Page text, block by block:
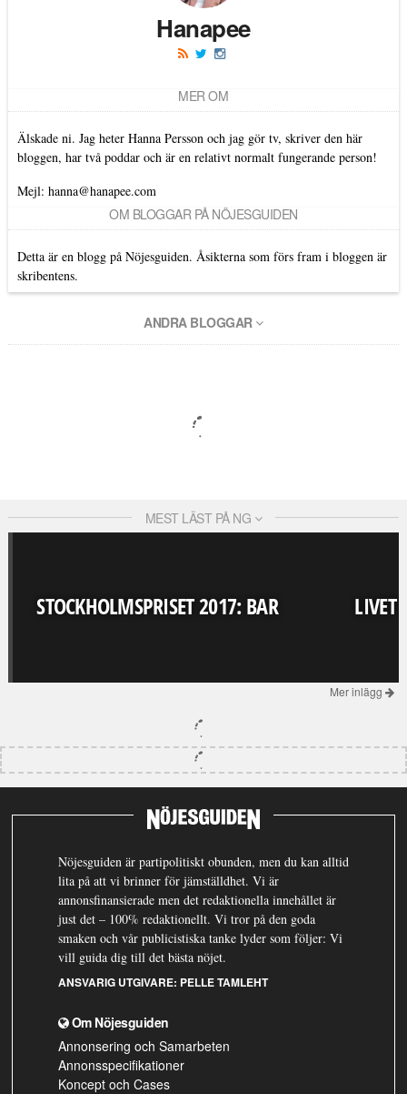
Hanapee
MER OM
Älskade ni. Jag heter Hanna Persson och jag gör tv, skriver den här
bloggen, har två poddar och är en relativt normalt fungerande person!
Mejl: hanna@hanapee.com
OM BLOGGAR PÅ NÖJESGUIDEN
Detta är en blogg på Nöjesguiden. Åsikterna som förs fram i bloggen är
skribentens.
ANDRA BLOGGAR
MEST LÄST PÅ NG
STOCKHOLMSPRISET 2017: BAR LIVET
Mer inlägg
Nöjesguiden är partipolitiskt obunden, men du kan alltid
lita på att vi brinner för jämställdhet. Vi är
annonsfinansierade men det redaktionella innehållet är
just det – 100% redaktionellt. Vi tror på den goda
smaken och vår publicistiska tanke lyder som följer: Vi
vill guida dig till det bästa nöjet.
ANSVARIG UTGIVARE: PELLE TAMLEHT
Om Nöjesguiden
Annonsering och Samarbeten
Annonsspecifikationer
Koncept och Cases